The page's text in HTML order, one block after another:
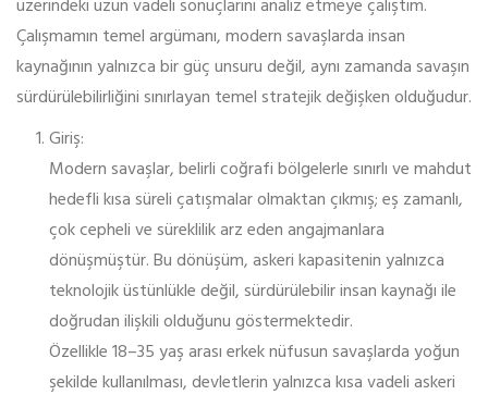
üzerindeki uzun vadeli sonuçlarını analiz etmeye çalıştım.
Çalışmamın temel argümanı, modern savaşlarda insan
kaynağının yalnızca bir güç unsuru değil, aynı zamanda savaşın
sürdürülebilirliğini sınırlayan temel stratejik değişken olduğudur.
Giriş:
Modern savaşlar, belirli coğrafi bölgelerle sınırlı ve mahdut
hedefli kısa süreli çatışmalar olmaktan çıkmış; eş zamanlı,
çok cepheli ve süreklilik arz eden angajmanlara
dönüşmüştür. Bu dönüşüm, askeri kapasitenin yalnızca
teknolojik üstünlükle değil, sürdürülebilir insan kaynağı ile
doğrudan ilişkili olduğunu göstermektedir.
Özellikle 18–35 yaş arası erkek nüfusun savaşlarda yoğun
şekilde kullanılması, devletlerin yalnızca kısa vadeli askeri